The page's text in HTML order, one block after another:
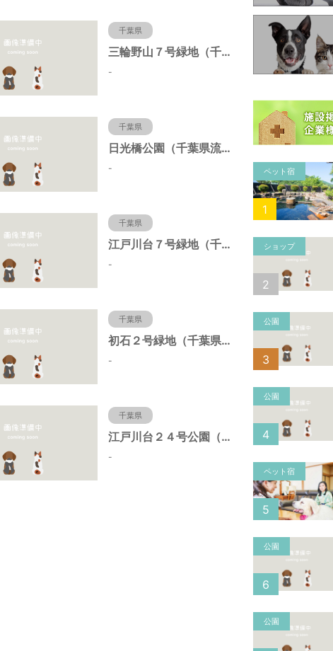
千葉県
三輪野山７号緑地（千葉県流山市）
-
千葉県
日光橋公園（千葉県流山市）
-
千葉県
江戸川台７号緑地（千葉県流山市）
-
千葉県
初石２号緑地（千葉県流山市）
-
千葉県
江戸川台２４号公園（千葉県流山市）
-
ペット宿
1
ショップ
2
公園
3
公園
4
ペット宿
5
公園
6
公園